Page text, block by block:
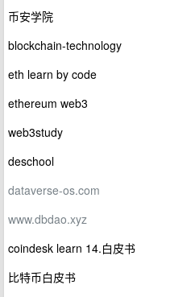
币安学院
blockchain-technology
eth learn by code
ethereum web3
web3study
deschool
dataverse-os.com
www.dbdao.xyz
coindesk learn 14.白皮书
比特币白皮书